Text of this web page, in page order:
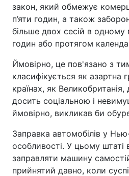
закон, який обмежує
п’яти годин, а також
більше двох сесій в одному
годин або протягом
Ймовірно, це пов'язано з
класифікується як азартна
країнах, як
досить соціальною і
ймовірно, викликав би
Заправка автомобілів у
особливості. У цьому штаті
заправляти машину
прийнятий давно, коли